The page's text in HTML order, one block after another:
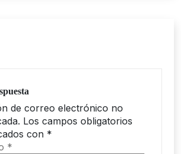
de correo electrónico no
Los campos obligatorios
con *
*